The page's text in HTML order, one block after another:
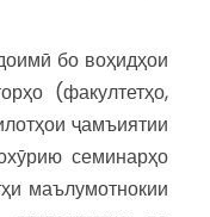
бо воҳидҳои
(факултетҳо,
ҷамъиятии
семинарҳо
маълумотнокии